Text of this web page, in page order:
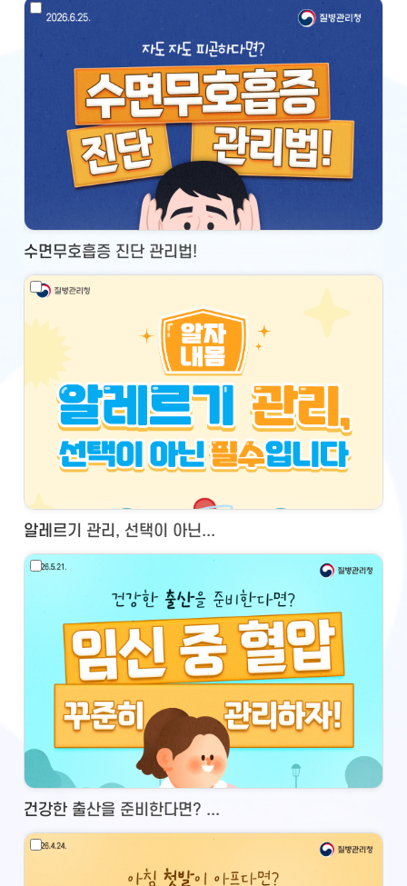
수면무호흡증 진단 관리법!
알레르기 관리, 선택이 아닌...
건강한 출산을 준비한다면? ...